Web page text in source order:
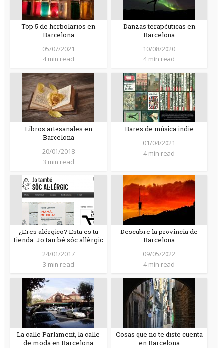
Top 5 de herbolarios en
Barcelona
05/07/2021
4 min read
Danzas terapéuticas en
Barcelona
10/08/2020
4 min read
Libros artesanales en
Barcelona
20/01/2018
3 min read
Bares de música indie
01/04/2021
4 min read
¿Eres alérgico? Esta es tu
tienda: Jo també sóc allèrgic
24/01/2017
3 min read
Descubre la provincia de
Barcelona
09/05/2022
4 min read
La calle Parlament, la calle
de moda en Barcelona
Cosas que no te diste cuenta
en Barcelona